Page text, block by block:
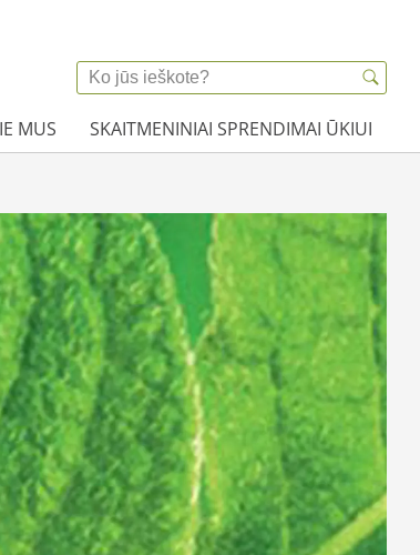
MUS SKAITMENINIAI SPRENDIMAI ŪKIUI